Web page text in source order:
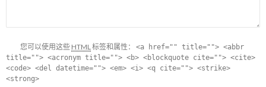
您可以使用这些 HTML标签和属性： <a href="" title=""> <abbr
title=""> <acronym title=""> <b> <blockquote cite=""> <cite>
<code> <del datetime=""> <em> <i> <q cite=""> <strike>
<strong>